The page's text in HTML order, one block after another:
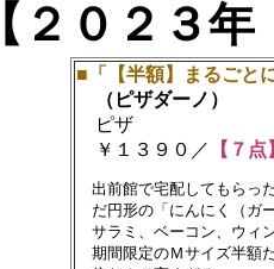
【２０２３
■「【半額】まるごと
（ピザダーノ）
ピザ
￥１３９０／
【７点
出前館で宅配してもらっ
だ円形の「にんにく（ガ
サラミ、ベーコン、ウィ
期間限定のＭサイズ半額